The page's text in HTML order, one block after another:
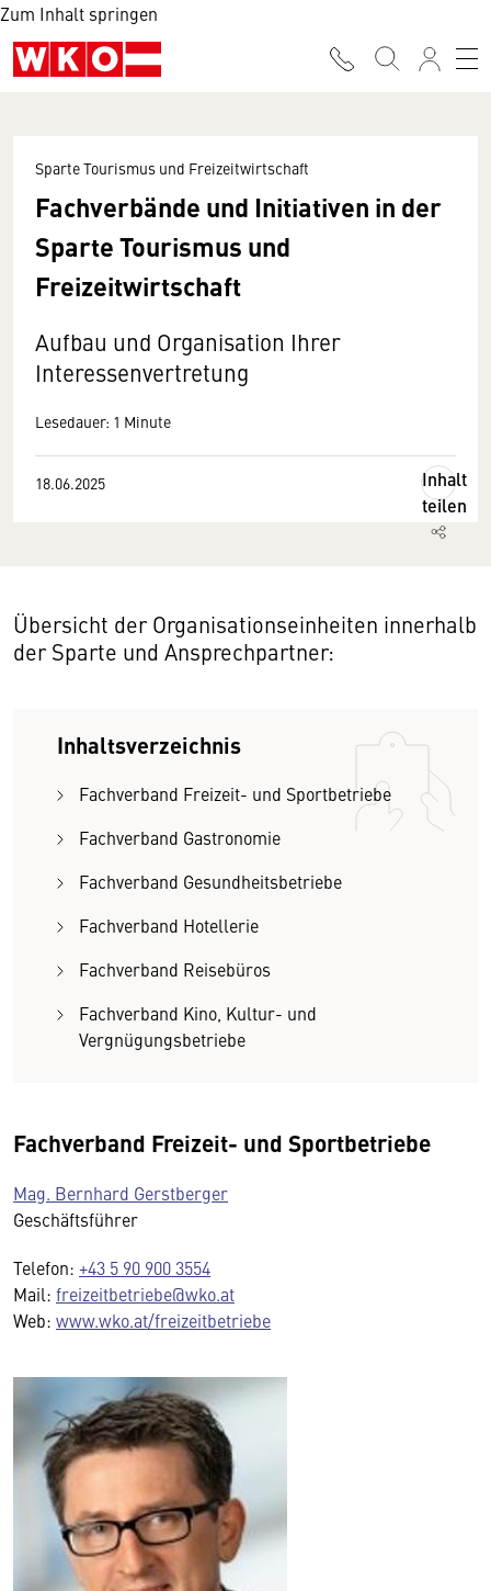
Zum Inhalt springen
Sparte Tourismus und Freizeitwirtschaft
Fachverbände und Initiativen in der
Sparte Tourismus und
Freizeitwirtschaft
Aufbau und Organisation Ihrer
Interessenvertretung
Lesedauer: 1 Minute
18.06.2025
Inhalt
teilen
Übersicht der Organisationseinheiten innerhalb
der Sparte und Ansprechpartner:
Inhaltsverzeichnis
Fachverband Freizeit- und Sportbetriebe
Fachverband Gastronomie
Fachverband Gesundheitsbetriebe
Fachverband Hotellerie
Fachverband Reisebüros
Fachverband Kino, Kultur- und
Vergnügungsbetriebe
Fachverband Freizeit- und Sportbetriebe
Mag. Bernhard Gerstberger
Geschäftsführer
Telefon: +43 5 90 900 3554
Mail: freizeitbetriebe@wko.at
Web: www.wko.at/freizeitbetriebe